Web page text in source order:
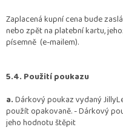
Zaplacená kupní cena bude
nebo zpět na platební kartu,
písemně (e-mailem).
5.4. Použití poukazu
a.Dárkový poukaz vydaný
použít opakovaně. - Dárkový
jeho hodnotu štěpit